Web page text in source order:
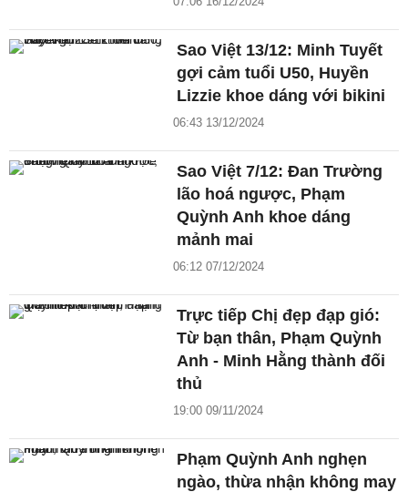
Sao Việt 13/12: Minh Tuyết
gợi cảm tuổi U50, Huyền
Lizzie khoe dáng với bikini
06:43 13/12/2024
Sao Việt 7/12: Đan Trường
lão hoá ngược, Phạm
Quỳnh Anh khoe dáng
mảnh mai
06:12 07/12/2024
Trực tiếp Chị đẹp đạp gió:
Từ bạn thân, Phạm Quỳnh
Anh - Minh Hằng thành đối
thủ
19:00 09/11/2024
Phạm Quỳnh Anh nghẹn
ngào, thừa nhận không may